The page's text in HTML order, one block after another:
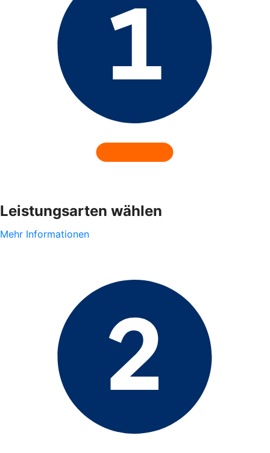
Leistungsarten wählen
Mehr Informationen